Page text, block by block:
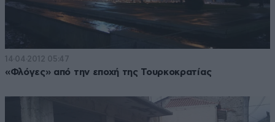
14·04·2012 05:47
«Φλόγες» από την εποχή της Τουρκοκρατίας